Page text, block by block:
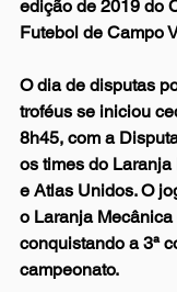
edição de 2019 do
Futebol de Campo
O dia de disputas
troféus se iniciou
8h45, com a
os times do
e Atlas Unidos. O
o Laranja
conquistando a 3ª
campeonato.